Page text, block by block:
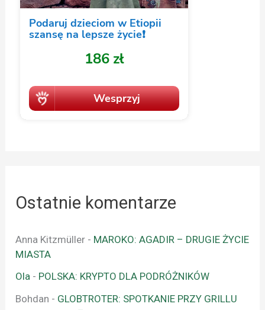
Ostatnie komentarze
Anna Kitzmüller - MAROKO: AGADIR – DRUGIE ŻYCIE
MIASTA
Ola - POLSKA: KRYPTO DLA PODRÓŻNIKÓW
Bohdan - GLOBTROTER: SPOTKANIE PRZY GRILLU